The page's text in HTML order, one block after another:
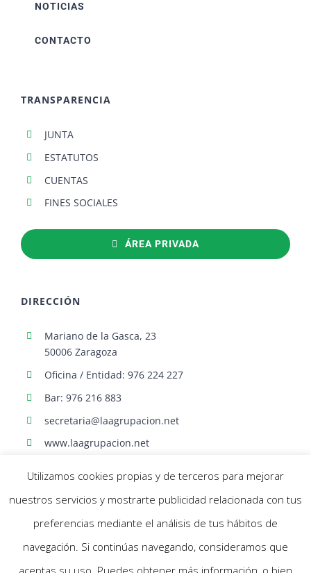
NOTICIAS
CONTACTO
TRANSPARENCIA
JUNTA
ESTATUTOS
CUENTAS
FINES SOCIALES
ÁREA PRIVADA
DIRECCIÓN
Mariano de la Gasca, 23
50006 Zaragoza
Oficina / Entidad: 976 224 227
Bar: 976 216 883
secretaria@laagrupacion.net
www.laagrupacion.net
© Agrupación Artística Aragonesa | Todos los derechos reservados |
Utilizamos cookies propias y de terceros para mejorar
nuestros servicios y mostrarte publicidad relacionada con tus
preferencias mediante el análisis de tus hábitos de
navegación. Si continúas navegando, consideramos que